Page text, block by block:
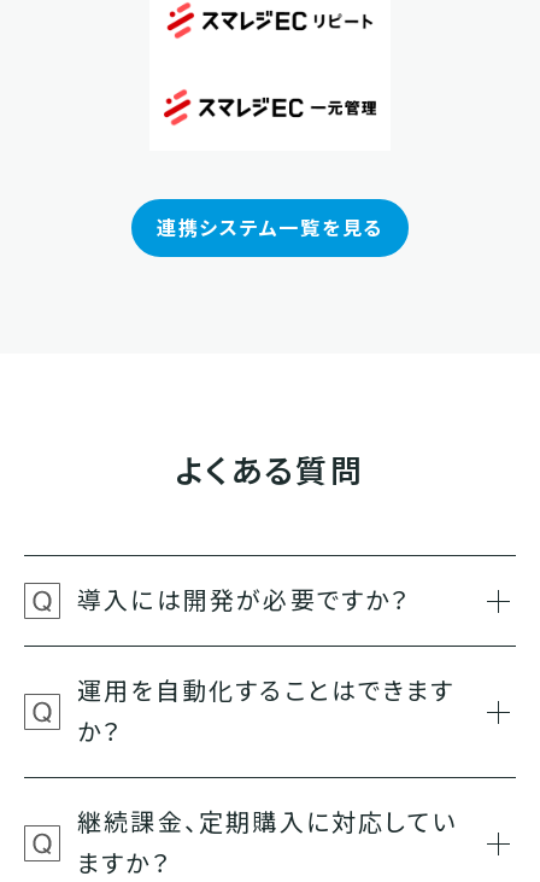
連携システム一覧を見る
よくある質問
導入には開発が必要ですか？
運用を自動化することはできます
か？
継続課金、定期購入に対応してい
ますか？